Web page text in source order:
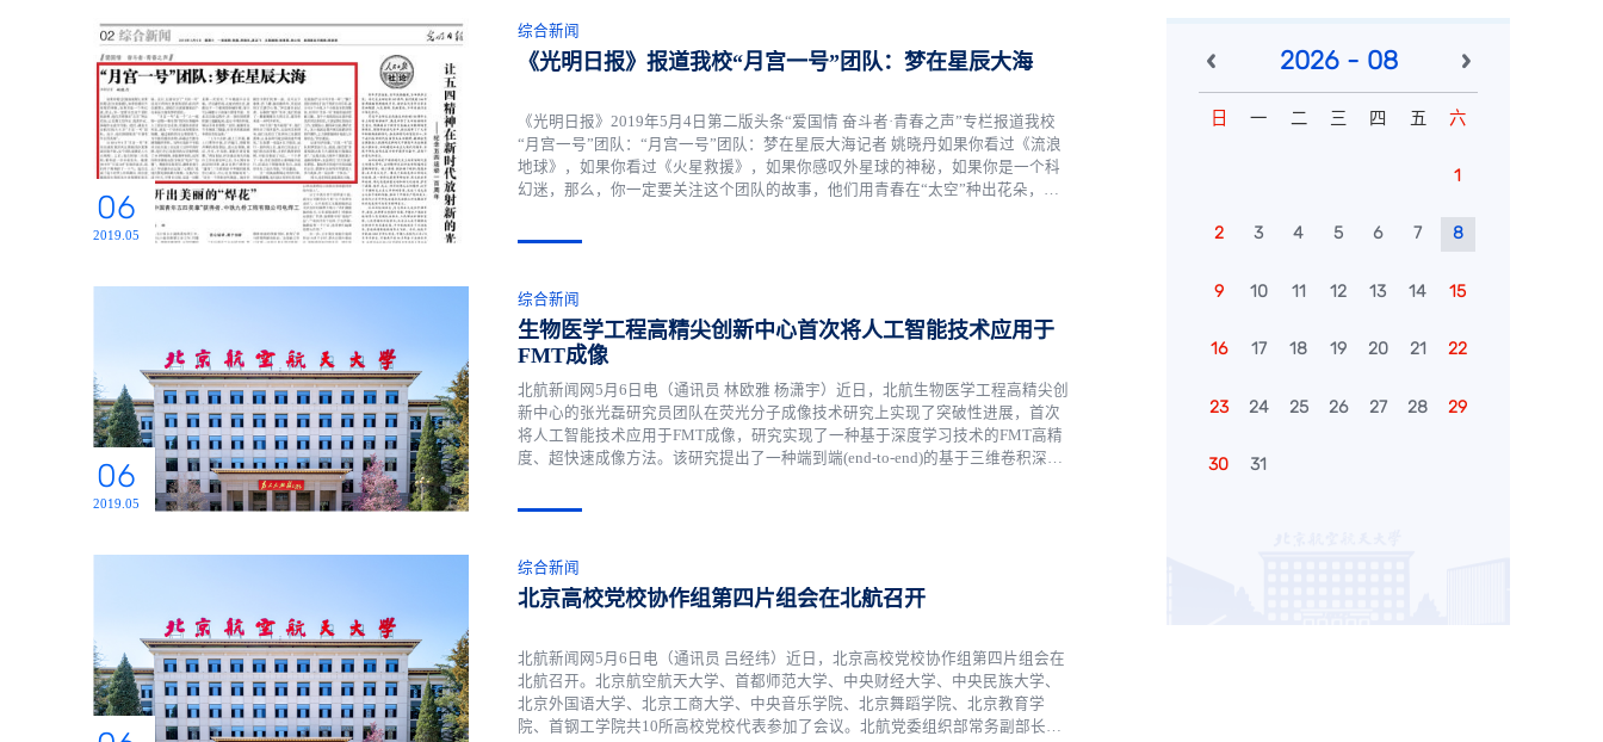
06
2019.05
综合新闻
《光明日报》报道我校“月宫一号”团队：梦在星辰大海
《光明日报》2019年5月4日第二版头条“爱国情 奋斗者·青春之声”专栏报道我校
“月宫一号”团队：“月宫一号”团队：梦在星辰大海记者 姚晓丹如果你看过《流浪
地球》，如果你看过《火星救援》，如果你感叹外星球的神秘，如果你是一个科
幻迷，那么，你一定要关注这个团队的故事，他们用青春在“太空”种出花朵，让
06
2019.05
综合新闻
生物医学工程高精尖创新中心首次将人工智能技术应用于
FMT成像
北航新闻网5月6日电（通讯员 林欧雅 杨潇宇）近日，北航生物医学工程高精尖创
新中心的张光磊研究员团队在荧光分子成像技术研究上实现了突破性进展，首次
将人工智能技术应用于FMT成像，研究实现了一种基于深度学习技术的FMT高精
度、超快速成像方法。该研究提出了一种端到端(end-to-end)的基于三维卷积深度
综合新闻
北京高校党校协作组第四片组会在北航召开
北航新闻网5月6日电（通讯员 吕经纬）近日，北京高校党校协作组第四片组会在
北航召开。北京航空航天大学、首都师范大学、中央财经大学、中央民族大学、
北京外国语大学、北京工商大学、中央音乐学院、北京舞蹈学院、北京教育学
院、首钢工学院共10所高校党校代表参加了会议。北航党委组织部常务副部长、
2026 - 08
日 一 二 三 四 五 六
1
2 3 4 5 6 7 8
9 10 11 12 13 14 15
16 17 18 19 20 21 22
23 24 25 26 27 28 29
30 31